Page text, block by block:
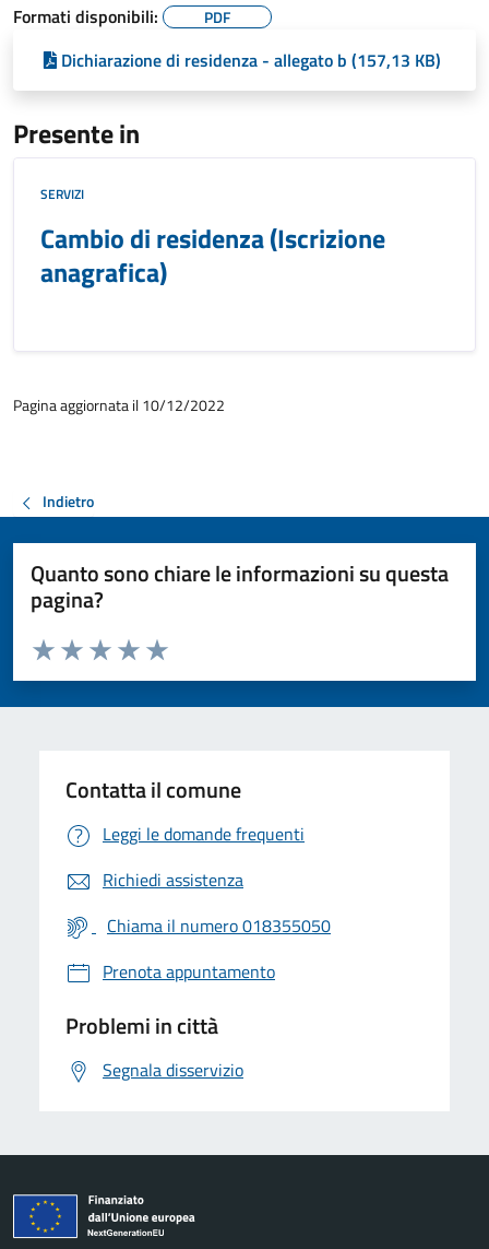
Formati disponibili: PDF
Dichiarazione di residenza - allegato b (157,13 KB)
Presente in
SERVIZI
Cambio di residenza (Iscrizione
anagrafica)
Pagina aggiornata il 10/12/2022
Indietro
Quanto sono chiare le informazioni su questa
pagina?
Valuta da 1 a 5 stelle la pagina
Valuta 5 stelle su 5
Valuta 4 stelle su 5
Valuta 3 stelle su 5
Valuta 2 stelle su 5
Valuta 1 stelle su 5
Contatta il comune
Leggi le domande frequenti
Richiedi assistenza
Chiama il numero 018355050
Prenota appuntamento
Problemi in città
Segnala disservizio